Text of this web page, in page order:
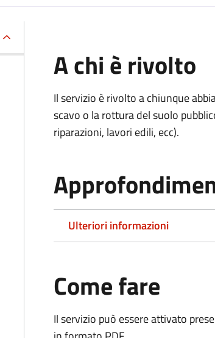
A chi è rivolto
Il servizio è rivolto a chiunque
scavo o la rottura del suolo
riparazioni, lavori edili, ecc).
Ulteriori informazioni
Come fare
Il servizio può essere attivato